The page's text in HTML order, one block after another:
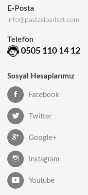
E-Posta
info@pastasipariset.com
Telefon
0505 110 14 12
Sosyal Hesaplarımız
Facebook
Twitter
Google+
Instagram
Youtube